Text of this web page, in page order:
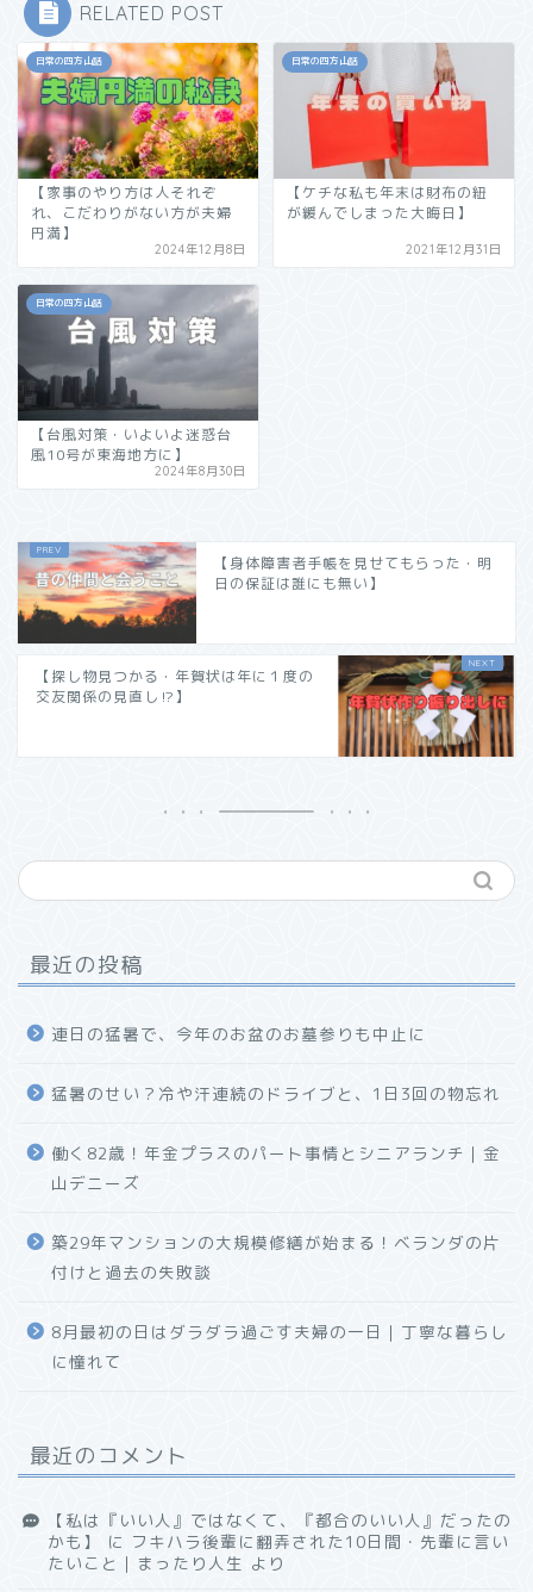
RELATED POST
日常の四方山話
【家事のやり方は人それぞ
れ、こだわりがない方が夫婦
円満】
2024年12月8日
日常の四方山話
【ケチな私も年末は財布の紐
が緩んでしまった大晦日】
2021年12月31日
日常の四方山話
【台風対策・いよいよ迷惑台
風10号が東海地方に】
2024年8月30日
【身体障害者手帳を見せてもらった・明
日の保証は誰にも無い】
【探し物見つかる・年賀状は年に１度の
交友関係の見直し⁉︎】
最近の投稿
連日の猛暑で、今年のお盆のお墓参りも中止に
猛暑のせい？冷や汗連続のドライブと、1日3回の物忘れ
働く82歳！年金プラスのパート事情とシニアランチ｜金
山デニーズ
築29年マンションの大規模修繕が始まる！ベランダの片
付けと過去の失敗談
8月最初の日はダラダラ過ごす夫婦の一日｜丁寧な暮らし
に憧れて
最近のコメント
【私は『いい人』ではなくて、『都合のいい人』だったの
かも】
に フキハラ後輩に翻弄された10日間・先輩に言い
たいこと｜まったり人生 より